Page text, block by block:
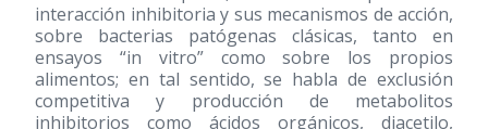
interacción inhibitoria y sus mecanismos de acción,
sobre bacterias patógenas clásicas, tanto en
ensayos “in vitro” como sobre los propios
alimentos; en tal sentido, se habla de exclusión
competitiva y producción de metabolitos
inhibitorios como ácidos orgánicos, diacetilo,